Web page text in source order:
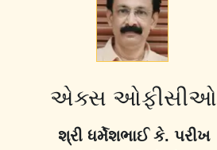
એક્સ ઓફીસીઓ
શ્રી ધર્મેશભાઈ કે. પરીખ